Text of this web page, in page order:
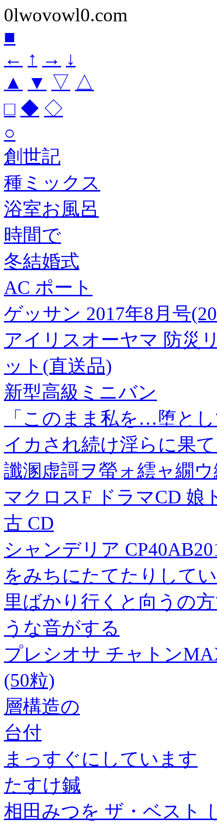
0lwovowl0.com
■
← ↑ → ↓
▲
▼ ▽ △
□ ◆ ◇
○
創世記
種ミックス
浴室お風呂
時間で
冬結婚式
AC ポート
ゲッサン 2017年8月号
アイリスオーヤマ 防災
ット(直送品)
新型高級ミニバン
「このまま私を…堕と
イカされ続け淫らに果
讖溷虚謌ヲ螢ォ繧ャ繝
マクロスF ドラマCD
古 CD
シャンデリア
をみちにたてたりして
里ばかり行くと向うの
うな音がする
プレシオサ チャトン
(50粒)
層構造の
台付
まっすぐにしています
たすけ鍼
相田みつを ザ・ベスト